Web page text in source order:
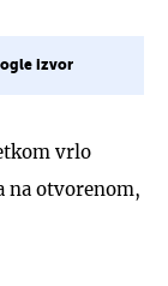
izvor
vrlo
na otvorenom,